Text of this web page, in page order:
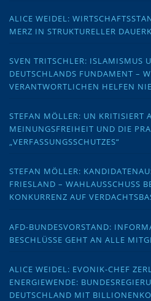
ALICE WEIDEL:
MERZ IN STRUKTURELLER
SVEN TRITSCHLER: ISLAMISMUS
DEUTSCHLANDS FUNDAMENT –
VERANTWORTLICHEN HELFEN
STEFAN MÖLLER: UN KRITISIERT
MEINUNGSFREIHEIT UND DIE
„VERFASSUNGSSCHUTZES“
STEFAN MÖLLER:
FRIESLAND – WAHLAUSSCHUSS
KONKURRENZ AUF
AFD-BUNDESVORSTAND:
BESCHLÜSSE GEHT AN ALLE
ALICE WEIDEL: EVONIK-CHEF
ENERGIEWENDE:
DEUTSCHLAND MIT